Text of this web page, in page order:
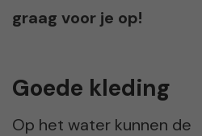
graag voor je op!
Goede kleding
Op het water kunnen de